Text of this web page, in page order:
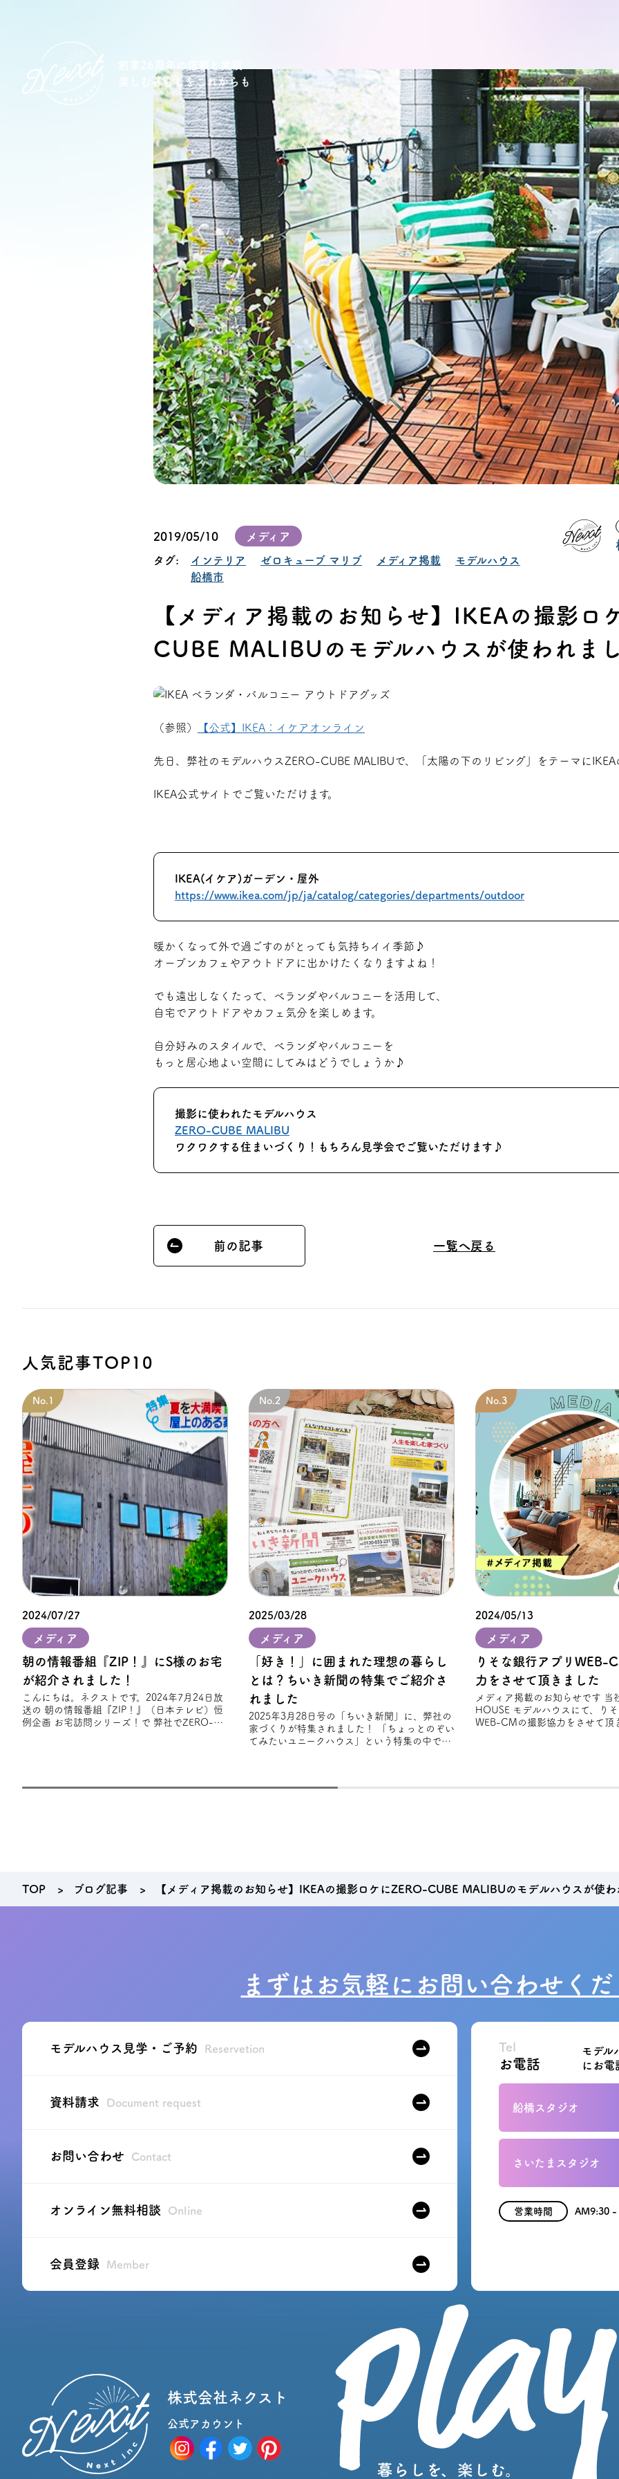
創業26周年の信頼と実績
楽しむ暮らしをこれからも
想い
住宅商品
イベント
オススメ物件
オーナー様インタビュー
ごあいさつ
チーム紹介
アクセス
会社案内
キャンペーン
SDGs
モデルハ
お問い合
会員登録
資料請求
オンライ
お電話
船橋ス
さいた
2019/05/10 メディア
タグ: インテリア ゼロキューブ マリブ メディア掲載
モデルハウス
船橋市
【メディア掲載のお知らせ】IKEAの撮影ロ
CUBE MALIBUのモデルハウスが使われま
（参照） 【公式】IKEA：イケアオンライン
先日、弊社のモデルハウスZERO-CUBE MALIBUで、「太陽の下のリビング」をテーマに
IKEA公式サイトでご覧いただけます。
IKEA(イケア)ガーデン・屋外
https://www.ikea.com/jp/ja/catalog/categories/departments/outdoor
暖かくなって外で過ごすのがとっても気持ちイイ季節♪
オープンカフェやアウトドアに出かけたくなりますよね！
でも遠出しなくたって、べランダやバルコニーを活用して、
自宅でアウトドアやカフェ気分を楽しめます。
自分好みのスタイルで、べランダやバルコニーを
もっと居心地よい空間にしてみはどうでしょうか♪
撮影に使われたモデルハウス
ZERO-CUBE MALIBU
ワクワクする住まいづくり！もちろん見学会でご覧いただけます♪
前の記事 一覧へ戻る
人気記事TOP10
2024/07/27
メディア
朝の情報番組『ZIP！』にS様のお宅
が紹介されました！
こんにちは。ネクストです。2024年7月24日放
送の 朝の情報番組『ZIP！』（日本テレビ）恒
例企画 お宅訪問シリーズ！で 弊社でZERO-
2025/03/28
メディア
「好き！」に囲まれた理想の暮らし
とは？ちいき新聞の特集でご紹介さ
れました
2025年3月28日号の「ちいき新聞」に、弊社の
家づくりが特集されました！ 「ちょっとのぞい
てみたいユニークハウス」という特集の中で、
2024/05/13
メディア
りそな銀⾏アプリWEB-
力をさせて頂きました
メディア掲載のお知らせです 当社のFREAK'S
HOUSE モデルハウスにて、り
WEB-CMの撮影協力をさせて頂き
TOP ブログ記事 【メディア掲載のお知らせ】IKEAの撮影ロケにZERO-CUBE MALIBUのモデルハウスが使
まずはお気軽に お問い合わせく
モデルハウス見学・ご予約 Reservetion
資料請求 Document request
お問い合わせ Contact
オンライン無料相談 Online
会員登録 Member
Tel
お電話
モデル
にお電
船橋スタジオ
さいたまスタジオ
営業時間 AM9:30 -
株式会社ネクスト
公式アカウント